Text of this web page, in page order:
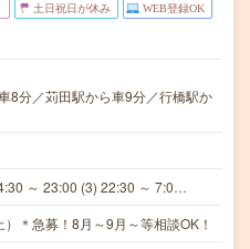
土日祝日が休み WEB登録OK
8分／苅田駅から車9分／行橋駅か
～ 23:00 (3) 22:30 ～ 7:0…
＊急募！8月～9月～等相談OK！